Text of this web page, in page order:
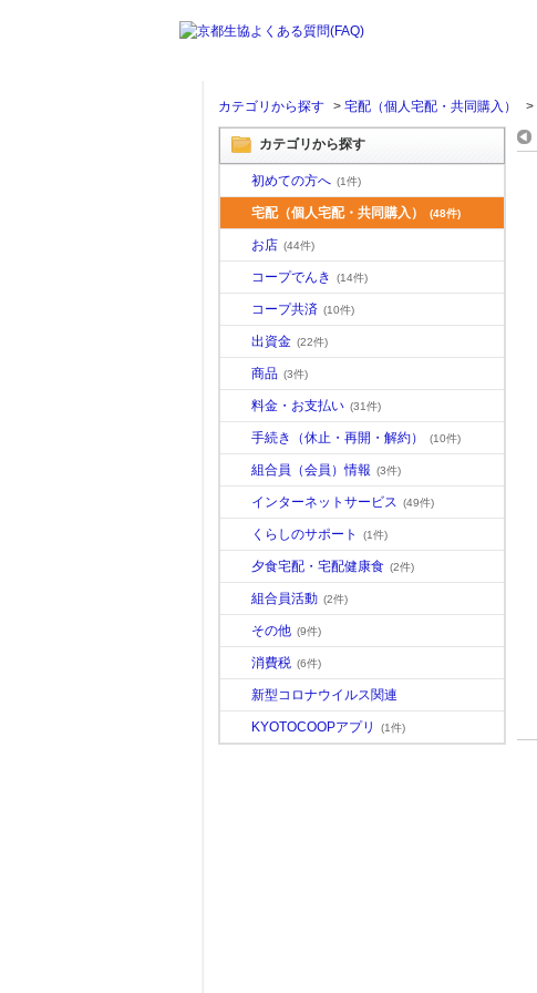
カテゴリから探す > 宅配（個人宅配・共同購入） >
カテゴリから探す
初めての方へ (1件)
宅配（個人宅配・共同購入） (48件)
お店 (44件)
コープでんき (14件)
コープ共済 (10件)
出資金 (22件)
商品 (3件)
料金・お支払い (31件)
手続き（休止・再開・解約） (10件)
組合員（会員）情報 (3件)
インターネットサービス (49件)
くらしのサポート (1件)
夕食宅配・宅配健康食 (2件)
組合員活動 (2件)
その他 (9件)
消費税 (6件)
新型コロナウイルス関連
KYOTOCOOPアプリ (1件)